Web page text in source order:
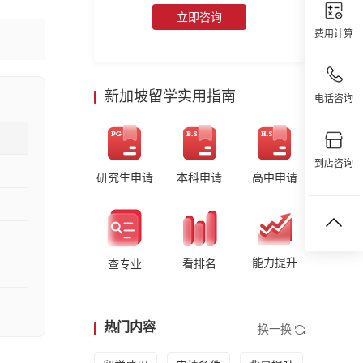
费用计算
电话咨询
到店咨询
立即咨询
新加坡留学实用指南
研究生申请 本科申请 高中申请
查专业 看排名 能力提升
热门内容 换一换